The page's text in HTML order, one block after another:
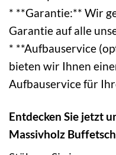
* **Garantie:** Wir
Garantie auf alle
* **Aufbauservice
bieten wir Ihnen
Aufbauservice für
Entdecken Sie jetzt
Massivholz